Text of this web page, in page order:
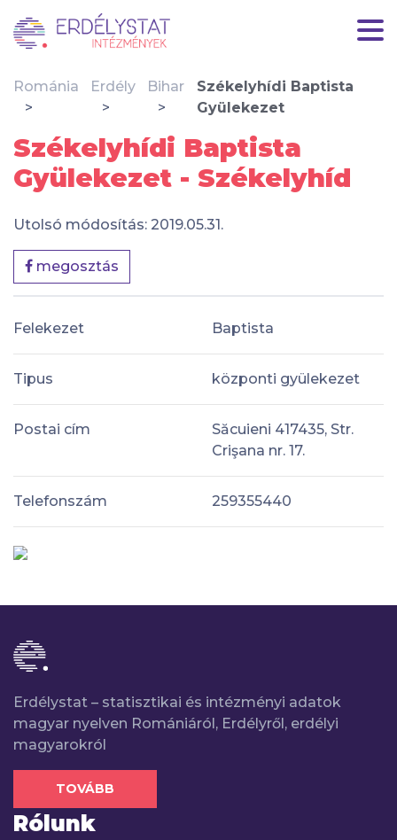
Románia Erdély Bihar
Székelyhídi Baptista
Gyülekezet
Székelyhídi Baptista
Gyülekezet - Székelyhíd
Utolsó módosítás: 2019.05.31.
megosztás
Felekezet Baptista
Tipus központi gyülekezet
Postai cím
Săcuieni 417435, Str.
Crişana nr. 17.
Telefonszám 259355440
Erdélystat – statisztikai és intézményi adatok
magyar nyelven Romániáról, Erdélyről, erdélyi
magyarokról
TOVÁBB
Rólunk